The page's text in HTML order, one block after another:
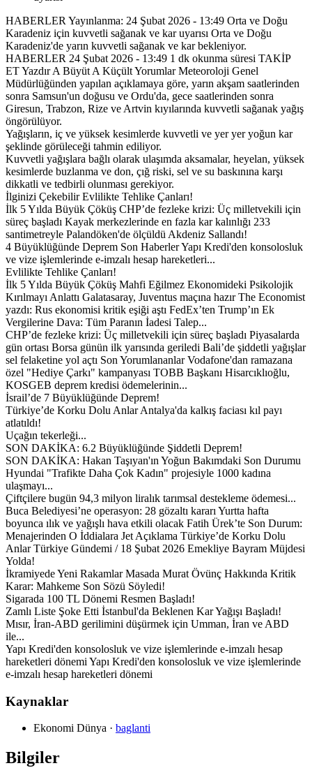
HABERLER Yayınlanma: 24 Şubat 2026 - 13:49 Orta ve Doğu
Karadeniz için kuvvetli sağanak ve kar uyarısı Orta ve Doğu
Karadeniz'de yarın kuvvetli sağanak ve kar bekleniyor.
HABERLER 24 Şubat 2026 - 13:49 1 dk okunma süresi TAKİP
ET Yazdır A Büyüt A Küçült Yorumlar Meteoroloji Genel
Müdürlüğünden yapılan açıklamaya göre, yarın akşam saatlerinden
sonra Samsun'un doğusu ve Ordu'da, gece saatlerinden sonra
Giresun, Trabzon, Rize ve Artvin kıyılarında kuvvetli sağanak yağış
öngörülüyor.
Yağışların, iç ve yüksek kesimlerde kuvvetli ve yer yer yoğun kar
şeklinde görüleceği tahmin ediliyor.
Kuvvetli yağışlara bağlı olarak ulaşımda aksamalar, heyelan, yüksek
kesimlerde buzlanma ve don, çığ riski, sel ve su baskınına karşı
dikkatli ve tedbirli olunması gerekiyor.
İlginizi Çekebilir Evlilikte Tehlike Çanları!
İlk 5 Yılda Büyük Çöküş CHP’de fezleke krizi: Üç milletvekili için
süreç başladı Kayak merkezlerinde en fazla kar kalınlığı 233
santimetreyle Palandöken'de ölçüldü Akdeniz Sallandı!
4 Büyüklüğünde Deprem Son Haberler Yapı Kredi'den konsolosluk
ve vize işlemlerinde e-imzalı hesap hareketleri...
Evlilikte Tehlike Çanları!
İlk 5 Yılda Büyük Çöküş Mahfi Eğilmez Ekonomideki Psikolojik
Kırılmayı Anlattı Galatasaray, Juventus maçına hazır The Economist
yazdı: Rus ekonomisi kritik eşiği aştı FedEx’ten Trump’ın Ek
Vergilerine Dava: Tüm Paranın İadesi Talep...
CHP’de fezleke krizi: Üç milletvekili için süreç başladı Piyasalarda
gün ortası Borsa günün ilk yarısında geriledi Bali’de şiddetli yağışlar
sel felaketine yol açtı Son Yorumlananlar Vodafone'dan ramazana
özel "Hediye Çarkı" kampanyası TOBB Başkanı Hisarcıklıoğlu,
KOSGEB deprem kredisi ödemelerinin...
İsrail’de 7 Büyüklüğünde Deprem!
Türkiye’de Korku Dolu Anlar Antalya'da kalkış faciası kıl payı
atlatıldı!
Uçağın tekerleği...
SON DAKİKA: 6.2 Büyüklüğünde Şiddetli Deprem!
SON DAKİKA: Hakan Taşıyan'ın Yoğun Bakımdaki Son Durumu
Hyundai "Trafikte Daha Çok Kadın" projesiyle 1000 kadına
ulaşmayı...
Çiftçilere bugün 94,3 milyon liralık tarımsal destekleme ödemesi...
Buca Belediyesi’ne operasyon: 28 gözaltı kararı Yurtta hafta
boyunca ılık ve yağışlı hava etkili olacak Fatih Ürek’te Son Durum:
Menajerinden O İddialara Jet Açıklama Türkiye’de Korku Dolu
Anlar Türkiye Gündemi / 18 Şubat 2026 Emekliye Bayram Müjdesi
Yolda!
İkramiyede Yeni Rakamlar Masada Murat Övünç Hakkında Kritik
Karar: Mahkeme Son Sözü Söyledi!
Sigarada 100 TL Dönemi Resmen Başladı!
Zamlı Liste Şoke Etti İstanbul'da Beklenen Kar Yağışı Başladı!
Mısır, İran-ABD gerilimini düşürmek için Umman, İran ve ABD
ile...
Yapı Kredi'den konsolosluk ve vize işlemlerinde e-imzalı hesap
hareketleri dönemi Yapı Kredi'den konsolosluk ve vize işlemlerinde
e-imzalı hesap hareketleri dönemi
Kaynaklar
Ekonomi Dünya · baglanti
Bilgiler